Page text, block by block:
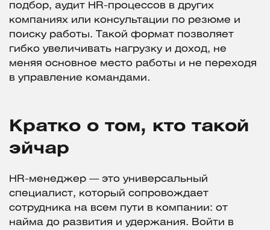
подбор, аудит HR-процессов в других
компаниях или консультации по резюме и
поиску работы. Такой формат позволяет
гибко увеличивать нагрузку и доход, не
меняя основное место работы и не переходя
в управление командами.
Кратко о том, кто такой
эйчар
HR-менеджер — это универсальный
специалист, который сопровождает
сотрудника на всем пути в компании: от
найма до развития и удержания. Войти в